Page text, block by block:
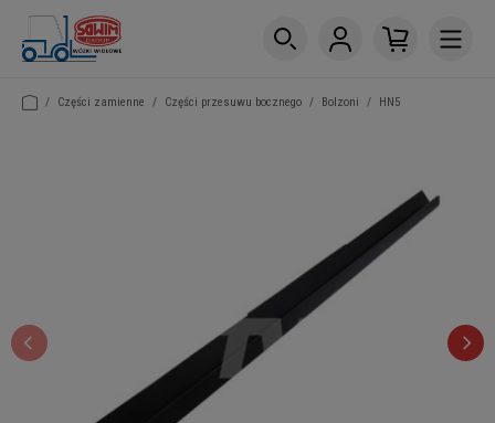
/ Części zamienne / Części przesuwu bocznego / Bolzoni / HN5